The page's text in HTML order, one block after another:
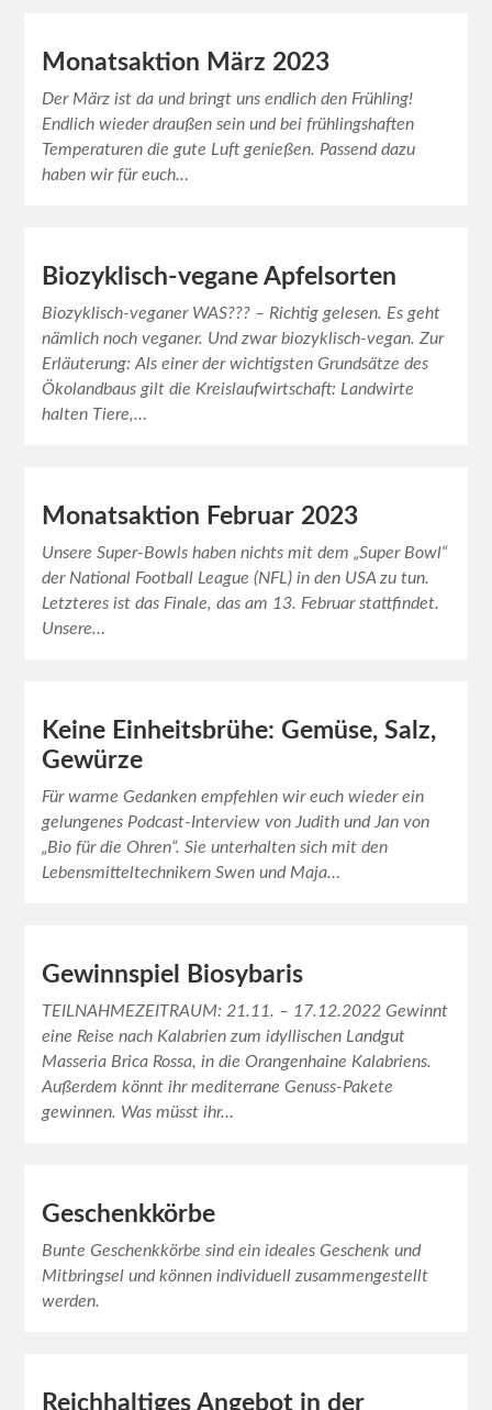
Monatsaktion März 2023
Der März ist da und bringt uns endlich den Frühling!
Endlich wieder draußen sein und bei frühlingshaften
Temperaturen die gute Luft genießen. Passend dazu
haben wir für euch…
Biozyklisch-vegane Apfelsorten
Biozyklisch-veganer WAS??? – Richtig gelesen. Es geht
nämlich noch veganer. Und zwar biozyklisch-vegan. Zur
Erläuterung: Als einer der wichtigsten Grundsätze des
Ökolandbaus gilt die Kreislaufwirtschaft: Landwirte
halten Tiere,…
Monatsaktion Februar 2023
Unsere Super-Bowls haben nichts mit dem „Super Bowl“
der National Football League (NFL) in den USA zu tun.
Letzteres ist das Finale, das am 13. Februar stattfindet.
Unsere…
Keine Einheitsbrühe: Gemüse, Salz,
Gewürze
Für warme Gedanken empfehlen wir euch wieder ein
gelungenes Podcast-Interview von Judith und Jan von
„Bio für die Ohren“. Sie unterhalten sich mit den
Lebensmitteltechnikern Swen und Maja…
Gewinnspiel Biosybaris
TEILNAHMEZEITRAUM: 21.11. – 17.12.2022 Gewinnt
eine Reise nach Kalabrien zum idyllischen Landgut
Masseria Brica Rossa, in die Orangenhaine Kalabriens.
Außerdem könnt ihr mediterrane Genuss-Pakete
gewinnen. Was müsst ihr…
Geschenkkörbe
Bunte Geschenkkörbe sind ein ideales Geschenk und
Mitbringsel und können individuell zusammengestellt
werden.
Reichhaltiges Angebot in der